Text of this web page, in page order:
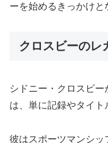
ーを始めるきっかけと
クロスビーのレ
シドニー・クロスビ
は、単に記録やタイト
彼はスポーツマンシ